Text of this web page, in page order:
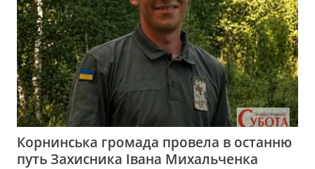
Корнинська громада провела в останню
путь Захисника Івана Михальченка